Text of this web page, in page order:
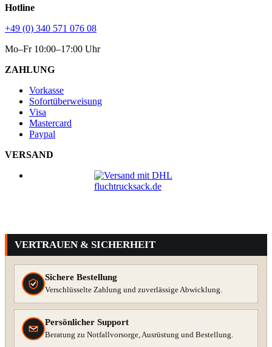
Hotline
+49 (0) 340 571 076 08
Mo–Fr 10:00–17:00 Uhr
ZAHLUNG
Vorkasse
Sofortüberweisung
Visa
Mastercard
Paypal
VERSAND
VERTRAUEN & SICHERHEIT
Sichere Bestellung
Verschlüsselte Zahlung und zuverlässige Abwicklung.
Persönlicher Support
Beratung zu Notfallvorsorge, Ausrüstung und Bestellung.